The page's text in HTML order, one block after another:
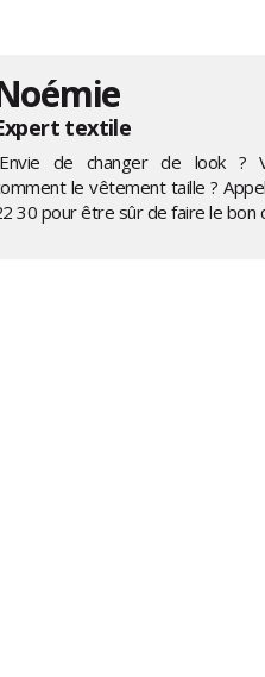
textile
de changer de look ?
le vêtement taille ?
30 pour être sûr de faire le bon